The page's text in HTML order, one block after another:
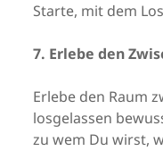
Starte, mit dem
7. Erlebe den
Erlebe den Raum
losgelassen
zu wem Du wirst,